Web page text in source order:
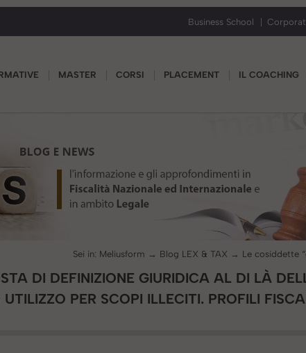
Business School
MASTER CORSI PLACEMENT IL COACHING
Sei in: Meliusform → Blog LEX & TAX →
DI DEFINIZIONE GIURIDICA AL DI LÀ
PER SCOPI ILLECITI. PROFILI